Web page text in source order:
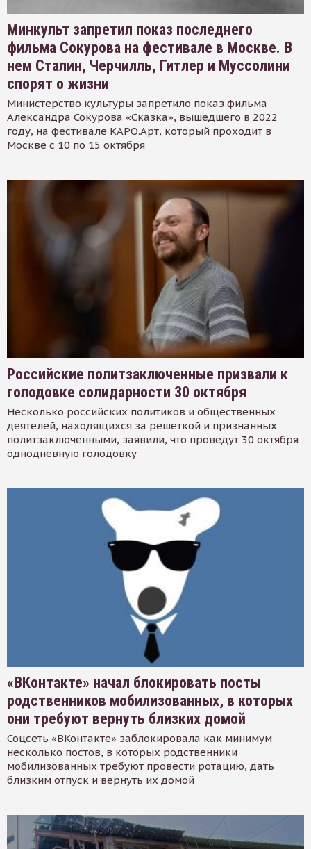
Минкульт запретил показ последнего
фильма Сокурова на фестивале в Москве. В
нем Сталин, Черчилль, Гитлер и Муссолини
спорят о жизни
Министерство культуры запретило показ фильма
Александра Сокурова «Сказка», вышедшего в 2022
году, на фестивале КАРО.Арт, который проходит в
Москве с 10 по 15 октября
Российские политзаключенные призвали к
голодовке солидарности 30 октября
Несколько российских политиков и общественных
деятелей, находящихся за решеткой и признанных
политзаключенными, заявили, что проведут 30 октября
однодневную голодовку
«ВКонтакте» начал блокировать посты
родственников мобилизованных, в которых
они требуют вернуть близких домой
Соцсеть «ВКонтакте» заблокировала как минимум
несколько постов, в которых родственники
мобилизованных требуют провести ротацию, дать
близким отпуск и вернуть их домой